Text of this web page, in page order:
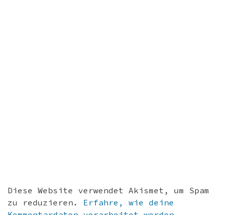
Diese Website verwendet Akismet, um Spam
zu reduzieren. Erfahre, wie deine